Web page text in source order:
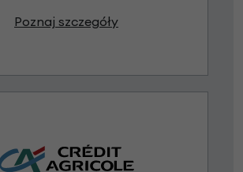
Poznaj szczegóły